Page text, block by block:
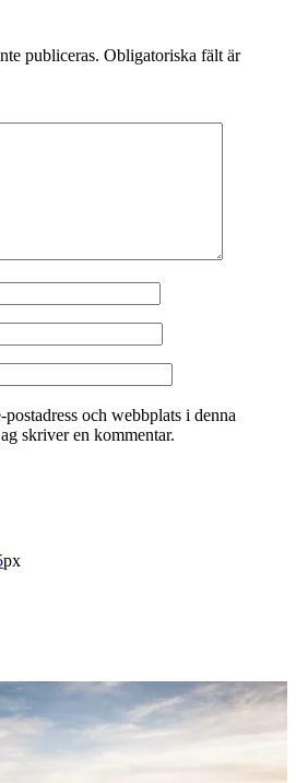
publiceras. Obligatoriska fält är
och webbplats i denna
skriver en kommentar.
px